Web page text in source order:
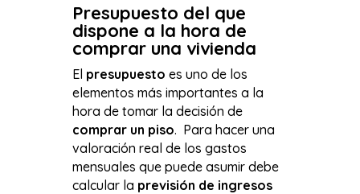
Presupuesto del que
dispone a la hora de
comprar una vivienda
El presupuesto es uno de los
elementos más importantes a la
hora de tomar la decisión de
comprar un piso. Para hacer una
valoración real de los gastos
mensuales que puede asumir debe
calcular la previsión de ingresos